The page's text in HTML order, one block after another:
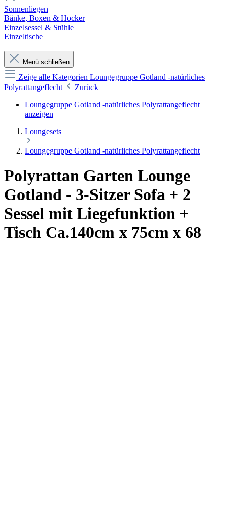
Sonnenliegen
Bänke, Boxen & Hocker
Einzelsessel & Stühle
Einzeltische
Menü schließen
Zeige alle Kategorien Loungegruppe Gotland -natürliches
Polyrattangeflecht
Zurück
Loungegruppe Gotland -natürliches Polyrattangeflecht
anzeigen
Loungesets
Loungegruppe Gotland -natürliches Polyrattangeflecht
Polyrattan Garten Lounge
Gotland - 3-Sitzer Sofa + 2
Sessel mit Liegefunktion +
Tisch Ca.140cm x 75cm x 68